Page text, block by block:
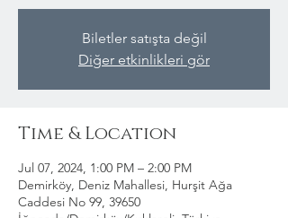
Biletler satışta değil
Diğer etkinlikleri gör
Time & Location
Jul 07, 2024, 1:00 PM – 2:00 PM
Demirköy, Deniz Mahallesi, Hurşit Ağa
Caddesi No 99, 39650